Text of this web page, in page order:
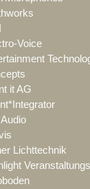
Voice
it AG
Lichttechnik